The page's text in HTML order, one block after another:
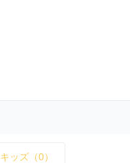
キッズ（0）